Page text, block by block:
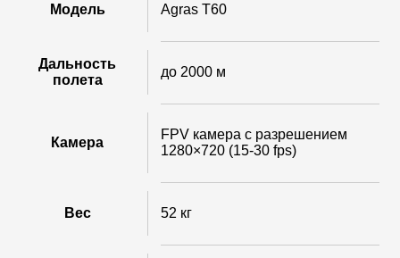
Модель Agras T60
Дальность
полета
до 2000 м
Камера
FPV камера с разрешением
1280×720 (15-30 fps)
Вес 52 кг